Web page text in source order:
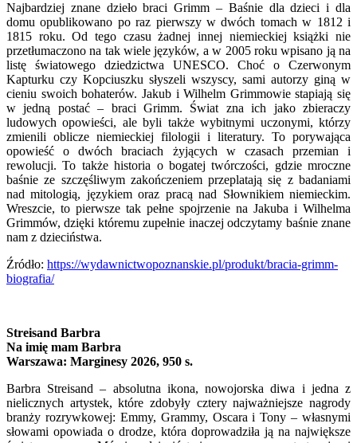
Najbardziej znane dzieło braci Grimm – Baśnie dla dzieci i dla
domu opublikowano po raz pierwszy w dwóch tomach w 1812 i
1815 roku. Od tego czasu żadnej innej niemieckiej książki nie
przetłumaczono na tak wiele języków, a w 2005 roku wpisano ją na
listę światowego dziedzictwa UNESCO. Choć o Czerwonym
Kapturku czy Kopciuszku słyszeli wszyscy, sami autorzy giną w
cieniu swoich bohaterów. Jakub i Wilhelm Grimmowie stapiają się
w jedną postać – braci Grimm. Świat zna ich jako zbieraczy
ludowych opowieści, ale byli także wybitnymi uczonymi, którzy
zmienili oblicze niemieckiej filologii i literatury. To porywająca
opowieść o dwóch braciach żyjących w czasach przemian i
rewolucji. To także historia o bogatej twórczości, gdzie mroczne
baśnie ze szczęśliwym zakończeniem przeplatają się z badaniami
nad mitologią, językiem oraz pracą nad Słownikiem niemieckim.
Wreszcie, to pierwsze tak pełne spojrzenie na Jakuba i Wilhelma
Grimmów, dzięki któremu zupełnie inaczej odczytamy baśnie znane
nam z dzieciństwa.
Źródło: https://wydawnictwopoznanskie.pl/produkt/bracia-grimm-
biografia/
Streisand Barbra
Na imię mam Barbra
Warszawa: Marginesy 2026, 950 s.
Barbra Streisand – absolutna ikona, nowojorska diwa i jedna z
nielicznych artystek, które zdobyły cztery najważniejsze nagrody
branży rozrywkowej: Emmy, Grammy, Oscara i Tony – własnymi
słowami opowiada o drodze, która doprowadziła ją na największe